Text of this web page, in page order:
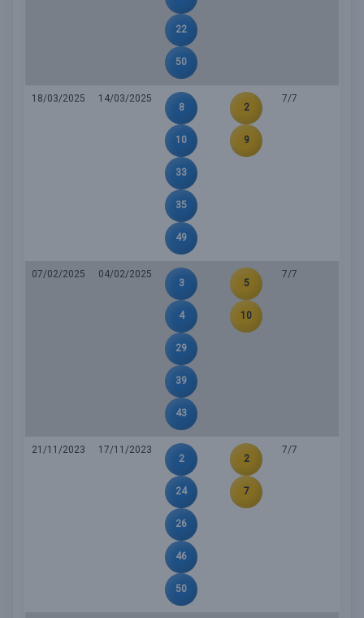
22
50
18/03/2025
14/03/2025
8
10
33
35
49
2
9
7/7
07/02/2025
04/02/2025
3
4
29
39
43
5
10
7/7
21/11/2023
17/11/2023
2
24
26
46
50
2
7
7/7